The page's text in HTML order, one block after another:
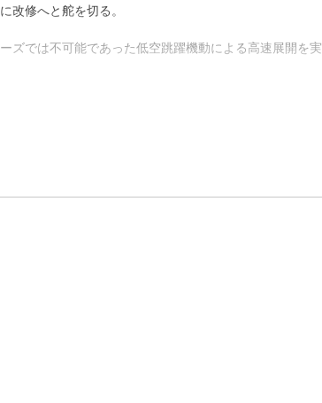
改修へと舵を切る。
ズでは不可能であった低空跳躍機動による高速展開を実